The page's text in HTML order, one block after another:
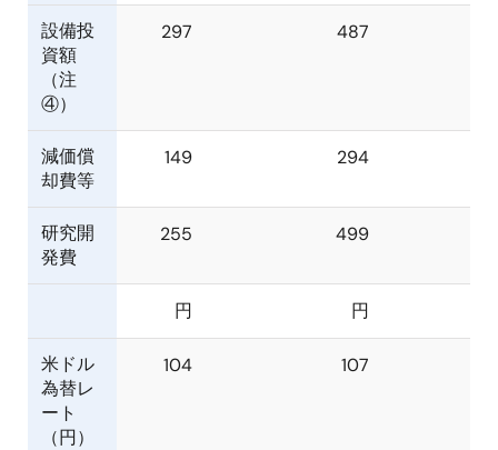
設備投
資額
（注
④）
297 487
減価償
却費等
149 294
研究開
発費
255 499
円 円
米ドル
為替レ
ート
（円）
104 107